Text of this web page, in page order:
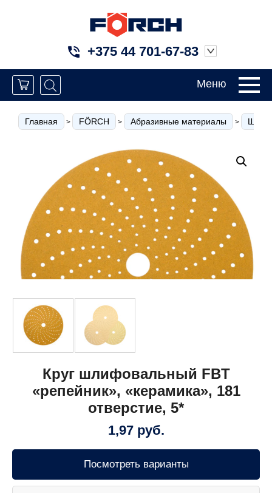
+375 44 701-67-83
Меню
Главная > FÖRCH > Абразивные материалы >
Круг шлифовальный FBT
«репейник», «керамика», 181
отверстие, 5*
1,97 руб.
Посмотреть варианты